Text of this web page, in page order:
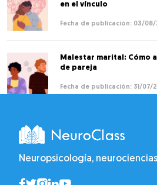
en el vínculo
03/08/
Malestar marital: Cómo
de pareja
31/07/
Neuropsicología,